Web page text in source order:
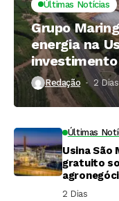
Últimas Notícias
Grupo
energia na
investimento
Redação 2 Dias ⁮
Últimas
Usina São
gratuito
2 Dias ⁮